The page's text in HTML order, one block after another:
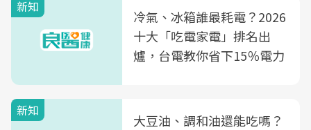
新知
冷氣、冰箱誰最耗電？2026
十大「吃電家電」排名出
爐，台電教你省下15％電力
新知
大豆油、調和油還能吃嗎？